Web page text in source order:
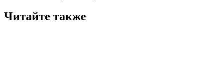
Читайте также